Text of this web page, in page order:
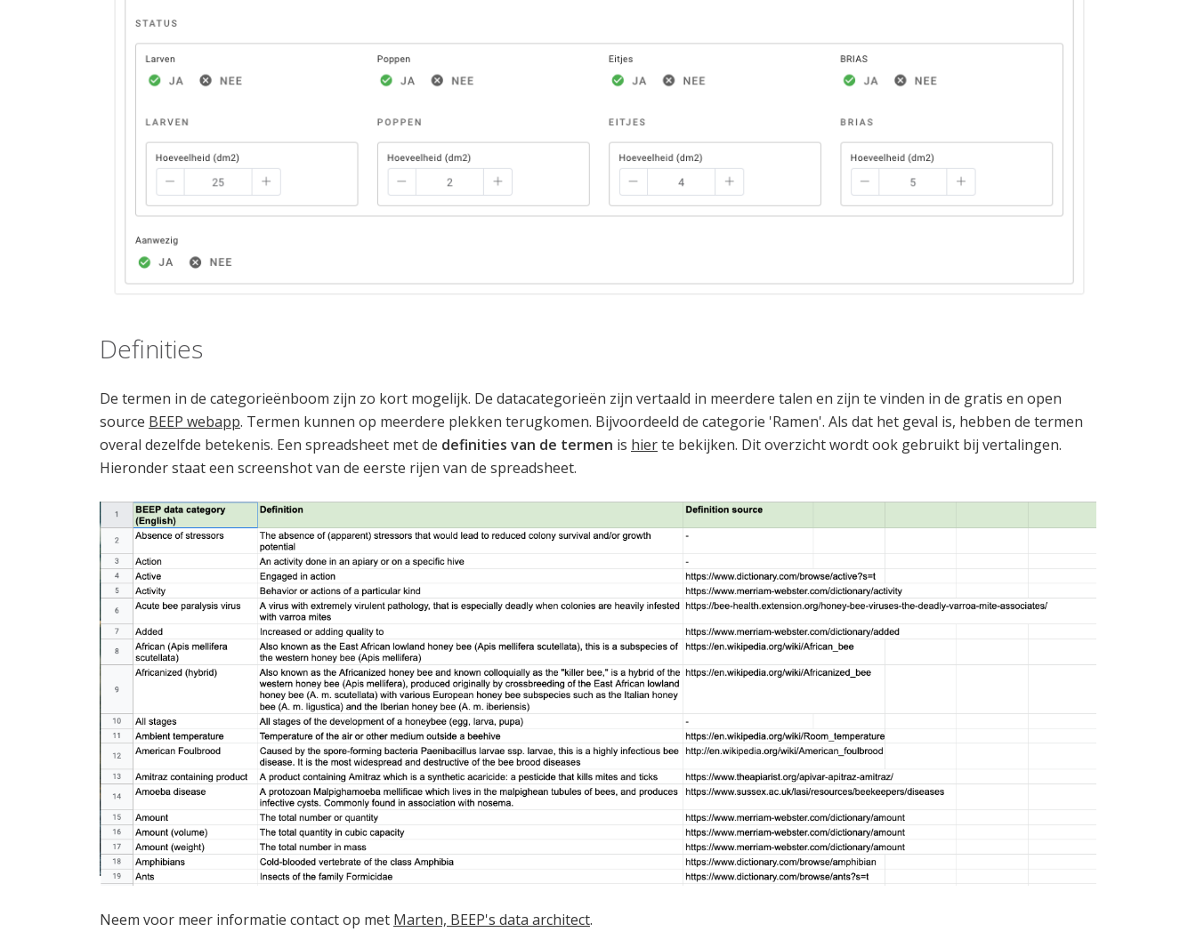
Definities
De termen in de categorieënboom zijn zo kort mogelijk. De datacategorieën zijn vertaald in meerdere talen en zijn te vinden in de gratis en open
source BEEP webapp. Termen kunnen op meerdere plekken terugkomen. Bijvoordeeld de categorie 'Ramen'. Als dat het geval is, hebben de termen
overal dezelfde betekenis. Een spreadsheet met de definities van de termen is hierte bekijken. Dit overzicht wordt ook gebruikt bij vertalingen.
Hieronder staat een screenshot van de eerste rijen van de spreadsheet.
Neem voor meer informatie contact op met Marten, BEEP's data architect.